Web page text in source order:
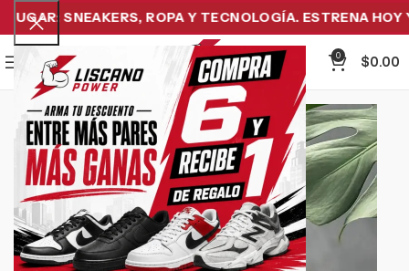
SNEAKERS, ROPA Y TECNOLOGÍA. ESTRENA HOY Y
Menu
0
$0.00
-9%